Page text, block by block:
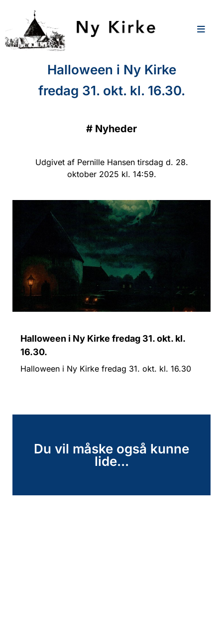
Halloween i Ny Kirke
fredag 31. okt. kl. 16.30.
# Nyheder
Udgivet af Pernille Hansen tirsdag d. 28.
oktober 2025 kl. 14:59.
Halloween i Ny Kirke fredag 31. okt. kl.
16.30.
Halloween i Ny Kirke fredag 31. okt. kl. 16.30
Du vil måske også kunne
lide...